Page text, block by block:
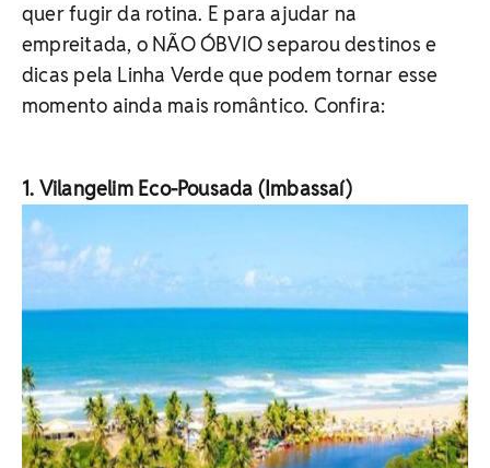
quer fugir da rotina. E para ajudar na
empreitada, o NÃO ÓBVIO separou destinos e
dicas pela Linha Verde que podem tornar esse
momento ainda mais romântico. Confira:
1. Vilangelim Eco-Pousada (Imbassaí)